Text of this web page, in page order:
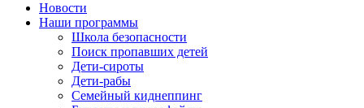
Новости
Наши программы
Школа безопасности
Поиск пропавших детей
Дети-сироты
Дети-рабы
Семейный киднеппинг